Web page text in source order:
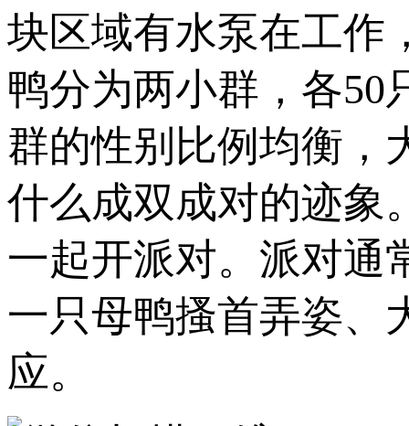
块区域有水泵在工作
鸭分为两小群，各50
群的性别比例均衡，
什么成双成对的迹象
一起开派对。派对通
一只母鸭搔首弄姿、
应。